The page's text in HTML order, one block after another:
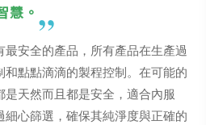
慧。
安全的產品，所有產品在生產過
點點滴滴的製程控制。在可能的
天然而且都是安全，適合內服
細心篩選，確保其純淨度與正確的